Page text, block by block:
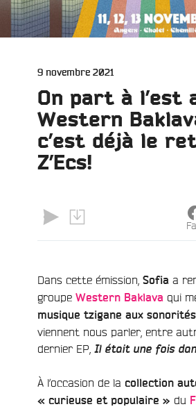
Publié
9 novembre 2021
On part à l’est
Western
c’est déjà le
Z’Ecs!
Dans cette émission, Sofia a
groupe Western Baklava qui
musique tzigane aux sonorités
viennent nous parler, entre
dernier EP, Il était une fois
À l’occasion de la collection
« curieuse et populaire » du